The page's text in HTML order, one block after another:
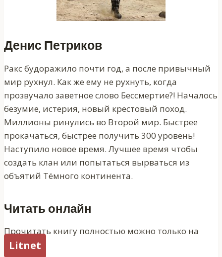
Денис Петриков
Ракс будоражило почти год, а после привычный
мир рухнул. Как же ему не рухнуть, когда
прозвучало заветное слово Бессмертие?! Началось
безумие, истерия, новый крестовый поход.
Миллионы ринулись во Второй мир. Быстрее
прокачаться, быстрее получить 300 уровень!
Наступило новое время. Лучшее время чтобы
создать клан или попытаться вырваться из
объятий Тёмного континента.
Читать онлайн
Прочитать книгу полностью можно только на
Litnet